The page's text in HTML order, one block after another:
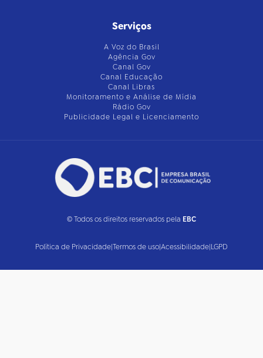
Serviços
A Voz do Brasil
Agência Gov
Canal Gov
Canal Educação
Canal Libras
Monitoramento e Análise de Mídia
Rádio Gov
Publicidade Legal e Licenciamento
© Todos os direitos reservados pela EBC
Política de Privacidade|Termos de uso|Acessibilidade|LGPD